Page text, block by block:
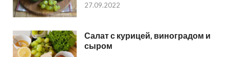
27.09.2022
Салат с курицей, виноградом и
сыром